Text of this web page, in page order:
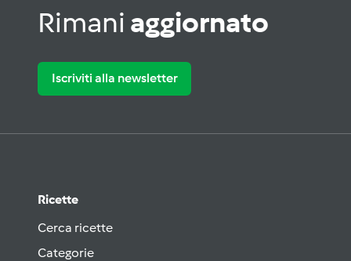
Rimani aggiornato
Iscriviti alla newsletter
Ricette
Cerca ricette
Categorie